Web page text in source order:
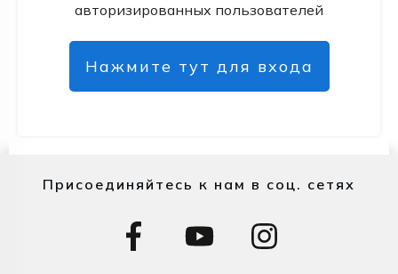
авторизированных пользователей
Нажмите тут для входа
Присоединяйтесь к нам в соц. сетях